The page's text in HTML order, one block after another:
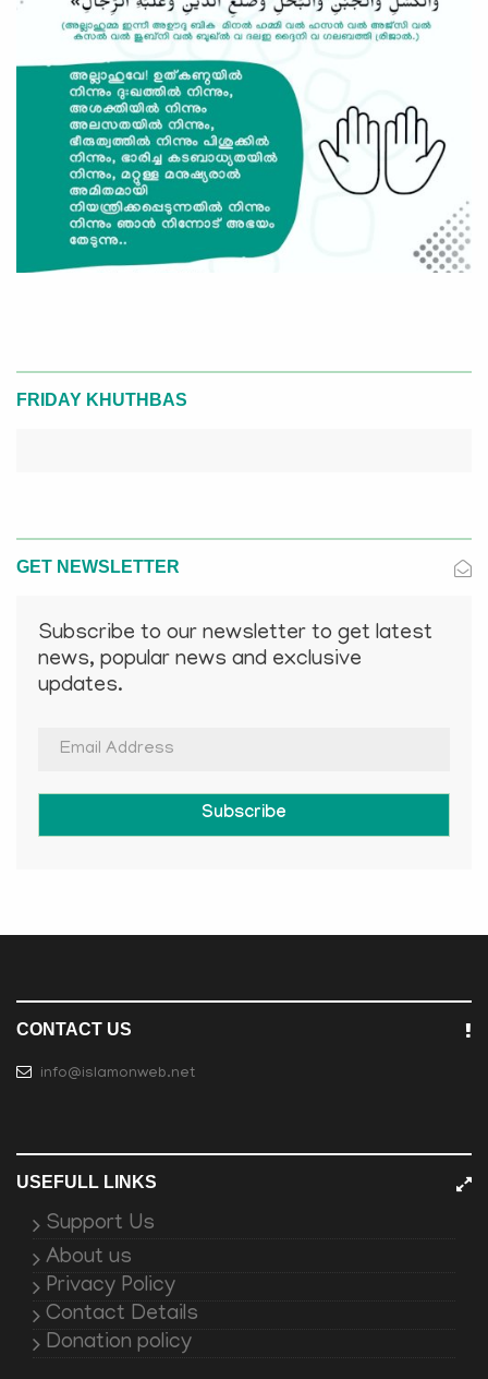
FRIDAY KHUTHBAS
GET NEWSLETTER
Subscribe to our newsletter to get latest
news, popular news and exclusive
updates.
Subscribe
CONTACT US
info@islamonweb.net
USEFULL LINKS
Support Us
About us
Privacy Policy
Contact Details
Donation policy